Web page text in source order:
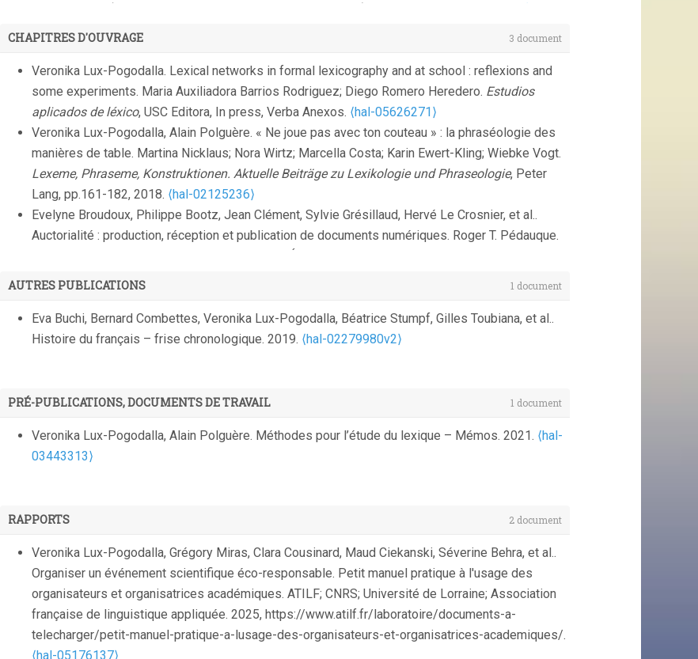
TALN (Traitement Automatique du Langage Naturel)
⟨hal-
01114375⟩
Knowledge-Based Graph Editor. Third Workshop on Cognitive Aspects of the Lexicon
(CogALex~III), Dec 2012, Mumbai, India. pp.109-125.⟨hal-00768798⟩
Veronika Lux-Pogodalla, Alain Polguère. Construction of a French Lexical Network:
Methodological Issues.First InternationalWorkshop on Lexical Resources, WoLeR 2011, Aug
2011, Ljubljana, Slovenia. pp.54-61.⟨hal-00686467⟩
Veronika Lux-Pogodalla, Dominique Besagni, Karen Fort. FastKwic, an "Intelligent" Concordancer
using FASTR.Language Resources and Evaluation (LREC) 2010
⟨hal-00467865⟩
Veronika Lux-Pogodalla, Agnès Tutin. Extraction de collocations à partir du champ syntagme du
TLFi : application aux noms transdisciplinaires des écrits scientifiques.
semantic synonymy.InSciT2006, Oct 2006, Medira, Spain. pp.1-5.⟨hal-00336469⟩
Evelyne Broudoux, Sylvie Grésillaud, Hervé Le Crosnier, Véronika Lux-Pogodalla. Construction de
CHAPITRES D'OUVRAGE 3 document
Veronika Lux-Pogodalla. Lexical networks in formal lexicography and at school : reflexions and
some experiments. Maria Auxiliadora Barrios Rodriguez; Diego Romero Heredero. Estudios
aplicados de léxico, USC Editora, In press, Verba Anexos. ⟨hal-05626271⟩
Veronika Lux-Pogodalla, Alain Polguère. « Ne joue pas avec ton couteau » : la phraséologie des
manières de table. Martina Nicklaus; Nora Wirtz; Marcella Costa; Karin Ewert-Kling; Wiebke Vogt.
Lexeme, Phraseme, Konstruktionen. Aktuelle Beiträge zu Lexikologie und Phraseologie, Peter
Lang, pp.161-182, 2018. ⟨hal-02125236⟩
Evelyne Broudoux, Philippe Bootz, Jean Clément, Sylvie Grésillaud, Hervé Le Crosnier, et al..
Auctorialité : production, réception et publication de documents numériques. Roger T. Pédauque.
⟨sic_00120699⟩
AUTRES PUBLICATIONS 1 document
Eva Buchi, Bernard Combettes, Veronika Lux-Pogodalla, Béatrice Stumpf, Gilles Toubiana, et al..
Histoire du français – frise chronologique. 2019. ⟨hal-02279980v2⟩
PRÉ-PUBLICATIONS, DOCUMENTS DE TRAVAIL 1 document
Veronika Lux-Pogodalla, Alain Polguère. Méthodes pour l’étude du lexique – Mémos. 2021. ⟨hal-
03443313⟩
RAPPORTS 2 document
Veronika Lux-Pogodalla, Grégory Miras, Clara Cousinard, Maud Ciekanski, Séverine Behra, et al..
Organiser un événement scientifique éco-responsable. Petit manuel pratique à l'usage des
organisateurs et organisatrices académiques. ATILF; CNRS; Université de Lorraine; Association
française de linguistique appliquée. 2025, https://www.atilf.fr/laboratoire/documents-a-
telecharger/petit-manuel-pratique-a-lusage-des-organisateurs-et-organisatrices-academiques/.
⟨hal-05176137⟩